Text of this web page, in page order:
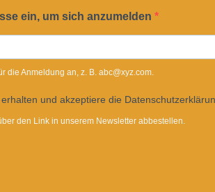
ein, um sich anzumelden
die Anmeldung an, z. B. abc@xyz.com.
und akzeptiere die
den Link in unserem Newsletter abbestellen.